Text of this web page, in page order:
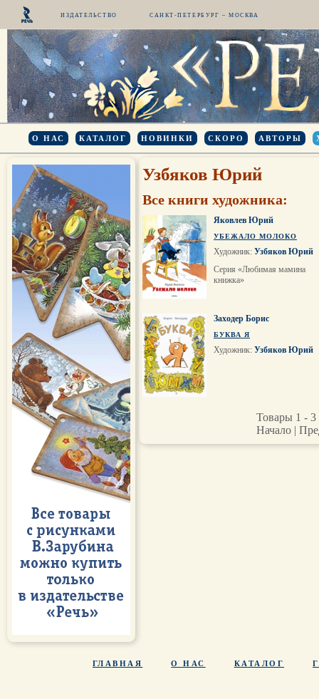
ИЗДАТЕЛЬСТВО САНКТ-ПЕТЕРБУРГ – МОСКВА
О НАС КАТАЛОГ НОВИНКИ СКОРО АВТОРЫ
Узбяков Юрий
Все книги художника:
Яковлев Юрий
УБЕЖАЛО МОЛОКО
Художник: Узбяков Юрий
Серия «Любимая мамина
книжка»
Заходер Борис
БУКВА Я
Художник: Узбяков Юрий
Товары 1 - 3
Начало |
ГЛАВНАЯ О НАС КАТАЛОГ